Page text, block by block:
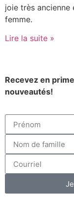
joie très ancienne
femme.
Lire la suite »
Recevez en
nouveautés!